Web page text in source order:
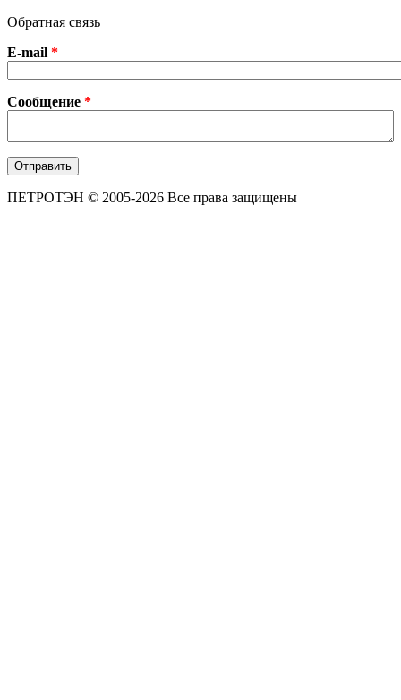
Обратная связь
E-mail *
Сообщение *
ПЕТРОТЭН © 2005-2026 Все права защищены